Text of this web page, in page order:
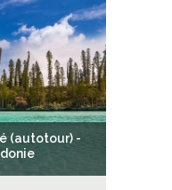
(autotour) -